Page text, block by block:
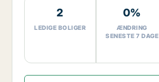
2
LEDIGE BOLIGER
0%
ÆNDRING
SENESTE 7 DAGE